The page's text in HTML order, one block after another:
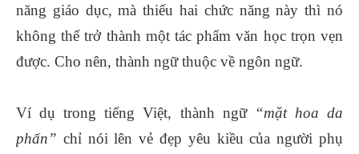
năng giáo dục, mà thiếu hai chức năng này thì nó
không thể trở thành một tác phẩm văn học trọn vẹn
được. Cho nên, thành ngữ thuộc về ngôn ngữ.
Ví dụ trong tiếng Việt, thành ngữ “mặt hoa da
phấn” chỉ nói lên vẻ đẹp yêu kiều của người phụ